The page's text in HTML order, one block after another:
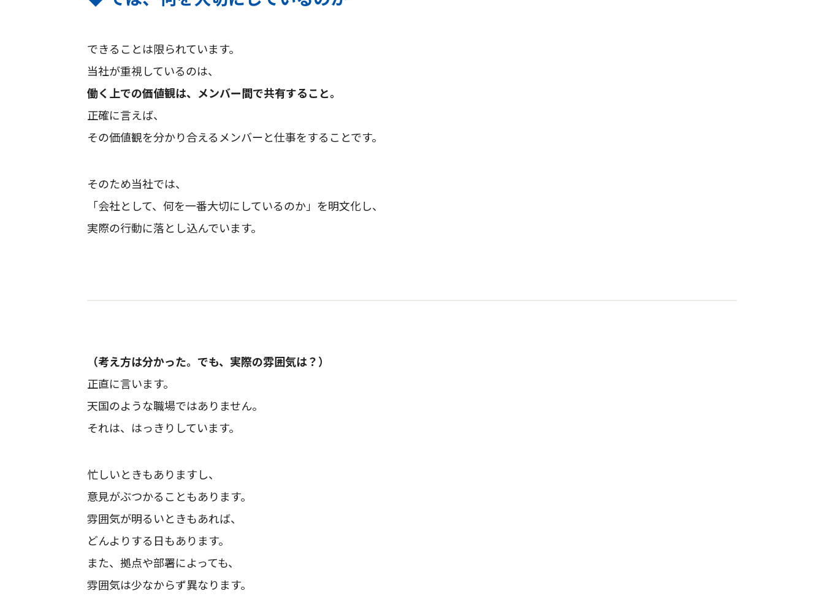
できることは限られています。
当社が重視しているのは、
働く上での価値観は、メンバー間で共有すること。
正確に言えば、
その価値観を分かり合えるメンバーと仕事をすることです。
そのため当社では、
「会社として、何を一番大切にしているのか」を明文化し、
実際の行動に落とし込んでいます。
（考え方は分かった。でも、実際の雰囲気は？）
正直に言います。
天国のような職場ではありません。
それは、はっきりしています。
忙しいときもありますし、
意見がぶつかることもあります。
雰囲気が明るいときもあれば、
どんよりする日もあります。
また、拠点や部署によっても、
雰囲気は少なからず異なります。